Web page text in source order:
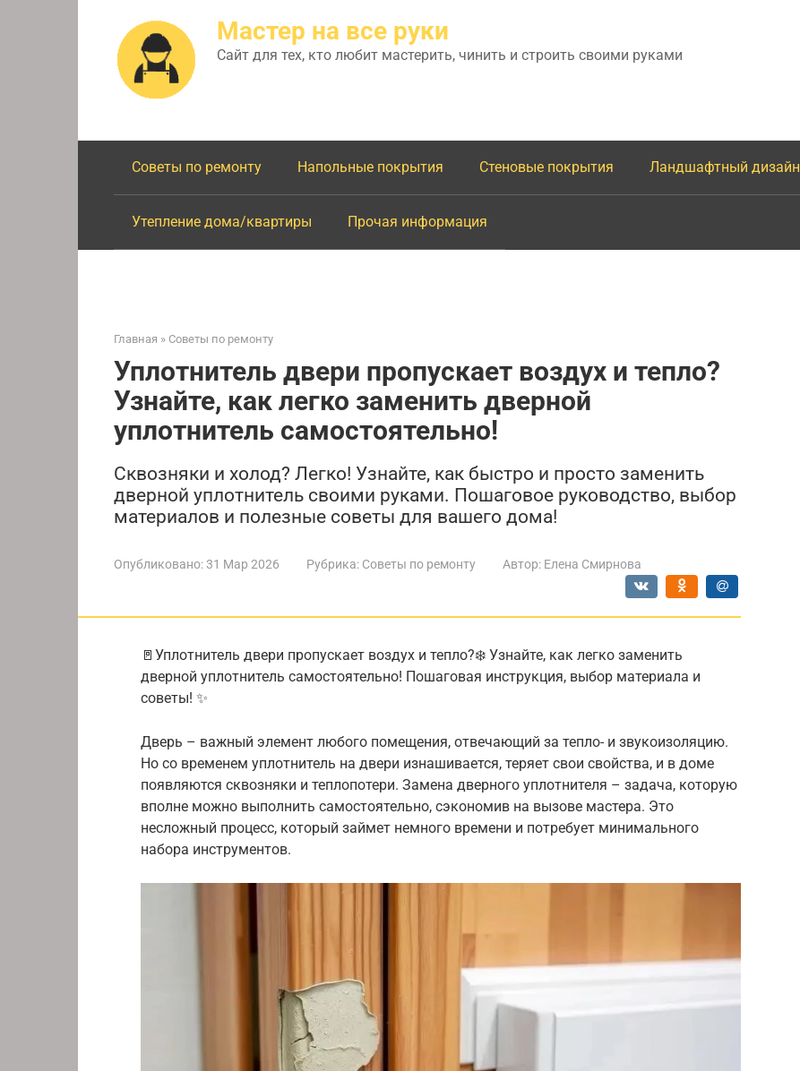
Мастер на все руки
Сайт для тех, кто любит мастерить, чинить и строить своими руками
Советы по ремонту Напольные покрытия Стеновые покрытия Ландшафтный дизайн
Утепление дома/квартиры Прочая информация
Главная » Советы по ремонту
Уплотнитель двери пропускает воздух и тепло?
Узнайте, как легко заменить дверной
уплотнитель самостоятельно!
Сквозняки и холод? Легко! Узнайте, как быстро и просто заменить
дверной уплотнитель своими руками. Пошаговое руководство, выбор
материалов и полезные советы для вашего дома!
Опубликовано:31 Мар 2026 Рубрика: Советы по ремонту Автор: Елена Смирнова
🚪Уплотнитель двери пропускает воздух и тепло?❄️ Узнайте, как легко заменить
дверной уплотнитель самостоятельно! Пошаговая инструкция, выбор материала и
советы! ✨
Дверь – важный элемент любого помещения, отвечающий за тепло- и звукоизоляцию.
Но со временем уплотнитель на двери изнашивается, теряет свои свойства, и в доме
появляются сквозняки и теплопотери. Замена дверного уплотнителя – задача, которую
вполне можно выполнить самостоятельно, сэкономив на вызове мастера. Это
несложный процесс, который займет немного времени и потребует минимального
набора инструментов.